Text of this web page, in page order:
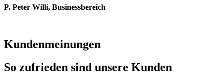
P. Peter Willi, Businessbereich
Kundenmeinungen
So zufrieden sind unsere Kunden